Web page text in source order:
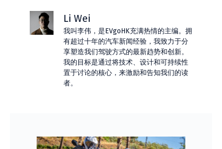
Li Wei
我叫李伟，是EVgoHK充满热情的主编。拥
有超过十年的汽车新闻经验，我致力于分
享塑造我们驾驶方式的最新趋势和创新。
我的目标是通过将技术、设计和可持续性
置于讨论的核心，来激励和告知我们的读
者。